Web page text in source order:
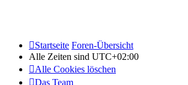
Startseite Foren-Übersicht
Alle Zeiten sind UTC+02:00
Alle Cookies löschen
Das Team